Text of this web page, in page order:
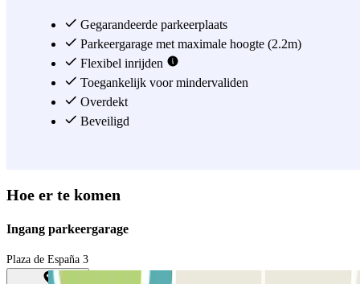
Gegarandeerde parkeerplaats
Parkeergarage met maximale hoogte (2.2m)
Flexibel inrijden
Toegankelijk voor mindervaliden
Overdekt
Beveiligd
Hoe er te komen
Ingang parkeergarage
Plaza de España 3